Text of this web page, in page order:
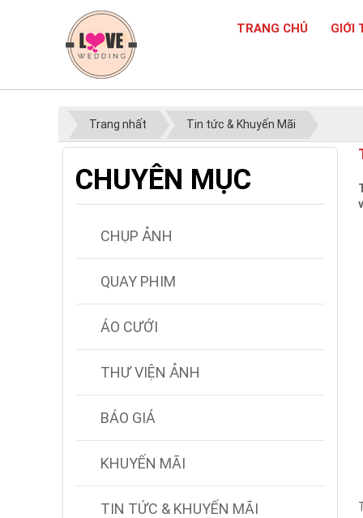
TRANG CHỦ GIỚI
Trang nhất Tin tức & Khuyến Mãi
CHUYÊN MỤC
CHỤP ẢNH
QUAY PHIM
ÁO CƯỚI
THƯ VIỆN ẢNH
BÁO GIÁ
KHUYẾN MÃI
TIN TỨC & KHUYẾN MÃI